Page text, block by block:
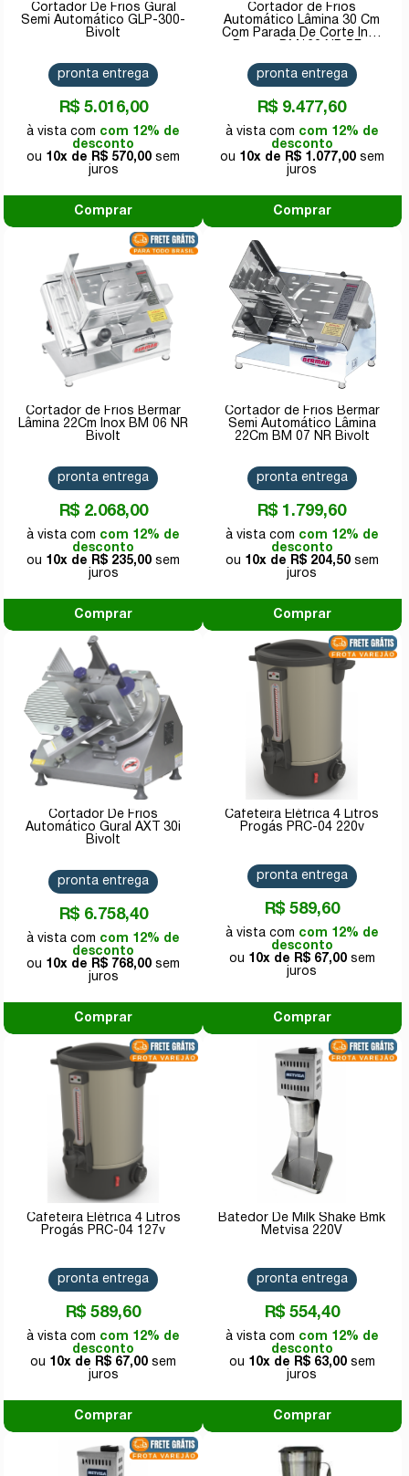
Cortador De Frios Gural
Semi Automático GLP-300-
Bivolt
R$ 5.016,00
com 12% de
desconto
10x de
R$ 570,00
pronta entrega
Comprar
Cortador de Frios
Automático Lâmina 30 Cm
Com Parada De Corte Inox
R$ 9.477,60
com 12% de
desconto
10x de
R$ 1.077,00
pronta entrega
Comprar
Cortador de Frios Bermar
Lâmina 22Cm Inox BM 06 NR
Bivolt
R$ 2.068,00
com 12% de
desconto
10x de
R$ 235,00
pronta entrega
Comprar
Cortador de Frios Bermar
Semi Automático Lâmina
22Cm BM 07 NR Bivolt
R$ 1.799,60
com 12% de
desconto
10x de
R$ 204,50
pronta entrega
Comprar
Cortador De Frios
Automático Gural AXT 30i
Bivolt
R$ 6.758,40
com 12% de
desconto
10x de
R$ 768,00
pronta entrega
Comprar
Cafeteira Elétrica 4 Litros
Progás PRC-04 220v
R$ 589,60
com 12% de
desconto
10x de
R$ 67,00
pronta entrega
Comprar
Cafeteira Elétrica 4 Litros
Progás PRC-04 127v
R$ 589,60
com 12% de
desconto
10x de
R$ 67,00
pronta entrega
Comprar
Batedor De Milk Shake Bmk
Metvisa 220V
R$ 554,40
com 12% de
desconto
10x de
R$ 63,00
pronta entrega
Comprar